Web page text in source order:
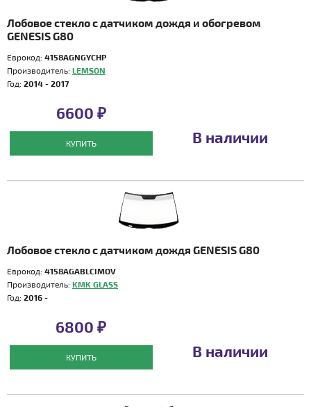
Лобовое стекло с датчиком дождя и обогревом
GENESIS G80
Еврокод: 4158AGNGYCHP
Производитель: LEMSON
Год: 2014 - 2017
6600 ₽
КУПИТЬ В наличии
Лобовое стекло с датчиком дождя GENESIS G80
Еврокод: 4158AGABLCIMOV
Производитель: KMK GLASS
Год: 2016 -
6800 ₽
КУПИТЬ В наличии